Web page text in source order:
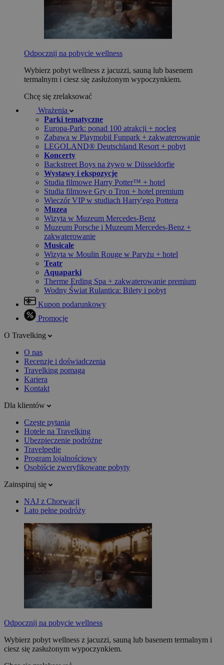
Odpocznij na pobycie wellness
Wybierz pobyt wellness z jacuzzi, sauną lub basenem
termalnym i ciesz się zasłużonym wypoczynkiem.
Chcę się zrelaksować
Wrażenia
Parki tematyczne
Europa-Park: ponad 100 atrakcji + nocleg
Zabawa w Playmobil Funpark + zakwaterowanie
LEGOLAND® Deutschland Resort + pobyt
Koncerty
Backstreet Boys na żywo w Düsseldorfie
Wystawy i ekspozycje
Studia filmowe Harry Potter™ + hotel
Studia filmowe Gry o Tron + hotel premium
Wieczór VIP w studiach Harry'ego Pottera
Muzea
Wizyta w Muzeum Mercedes-Benz
Muzeum Porsche i Muzeum Mercedes-Benz +
zakwaterowanie
Musicale
Wizyta w Moulin Rouge w Paryżu + hotel
Teatr
Aquaparki
Therme Erding Spa + zakwaterowanie premium
Wodny Świat Rulantica: Bilety i pobyt
Kupon podarunkowy
Promocje
O Travelking
O nas
Recenzje i doświadczenia
Travelking pomaga
Kariera
Kontakt
Dla klientów
Częste pytania
Hotele na Travelking
Ubezpieczenie podróżne
Travelpedie
Program lojalnościowy
Osobiście zweryfikowane pobyty
Zainspiruj się
NAJ z Chorwacji
Lato pełne podróży
Odpocznij na pobycie wellness
Wybierz pobyt wellness z jacuzzi, sauną lub basenem termalnym i
ciesz się zasłużonym wypoczynkiem.